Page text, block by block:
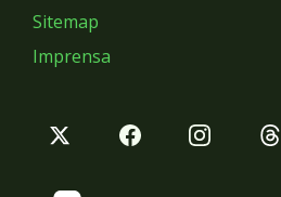
Sitemap
Imprensa